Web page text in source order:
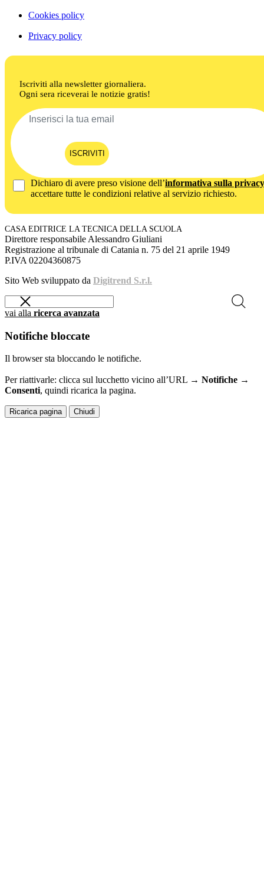
Cookies policy
Privacy policy
Iscriviti alla newsletter giornaliera.
Ogni sera riceverai le notizie gratis!
ISCRIVITI
Dichiaro di avere preso visione dell’informativa sulla privacy
accettare tutte le condizioni relative al servizio richiesto.
CASA EDITRICE LA TECNICA DELLA SCUOLA
Direttore responsabile Alessandro Giuliani
Registrazione al tribunale di Catania n. 75 del 21 aprile 1949
P.IVA 02204360875
Sito Web sviluppato da Digitrend S.r.l.
vai alla ricerca avanzata
Notifiche bloccate
Il browser sta bloccando le notifiche.
Per riattivarle: clicca sul lucchetto vicino all’URL → Notifiche →
Consenti, quindi ricarica la pagina.
Ricarica pagina Chiudi